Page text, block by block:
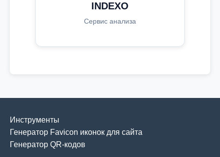
INDEXO
Сервис анализа
Инструменты
Генератор Favicon иконок для сайта
Генератор QR-кодов